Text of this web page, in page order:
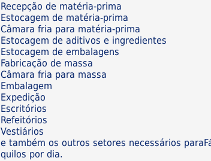
Recepção de matéria-prima
Estocagem de matéria-prima
Câmara fria para matéria-prima
Estocagem de aditivos e ingredientes
Estocagem de embalagens
Fabricação de massa
Câmara fria para massa
Embalagem
Expedição
Escritórios
Refeitórios
Vestiários
e também os outros setores necessários
quilos por dia.